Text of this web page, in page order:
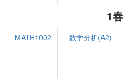
1春
MATH1002 数学分析(A2)